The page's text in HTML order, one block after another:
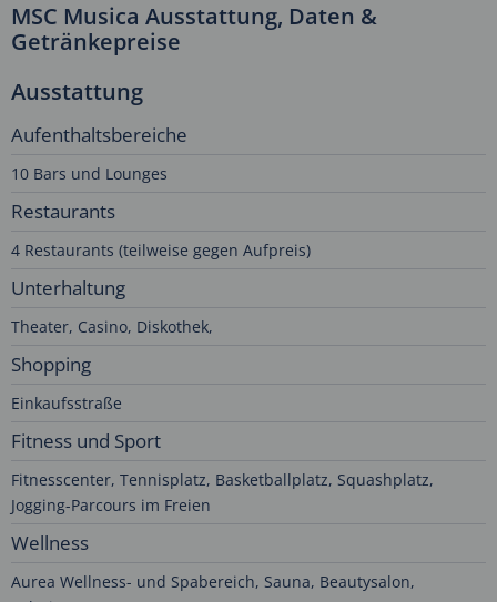
MSC Musica Ausstattung, Daten &
Getränkepreise
Ausstattung
Aufenthaltsbereiche
10 Bars und Lounges
Restaurants
4 Restaurants (teilweise gegen Aufpreis)
Unterhaltung
Theater, Casino, Diskothek,
Shopping
Einkaufsstraße
Fitness und Sport
Fitnesscenter, Tennisplatz, Basketballplatz, Squashplatz,
Jogging-Parcours im Freien
Wellness
Aurea Wellness- und Spabereich, Sauna, Beautysalon,